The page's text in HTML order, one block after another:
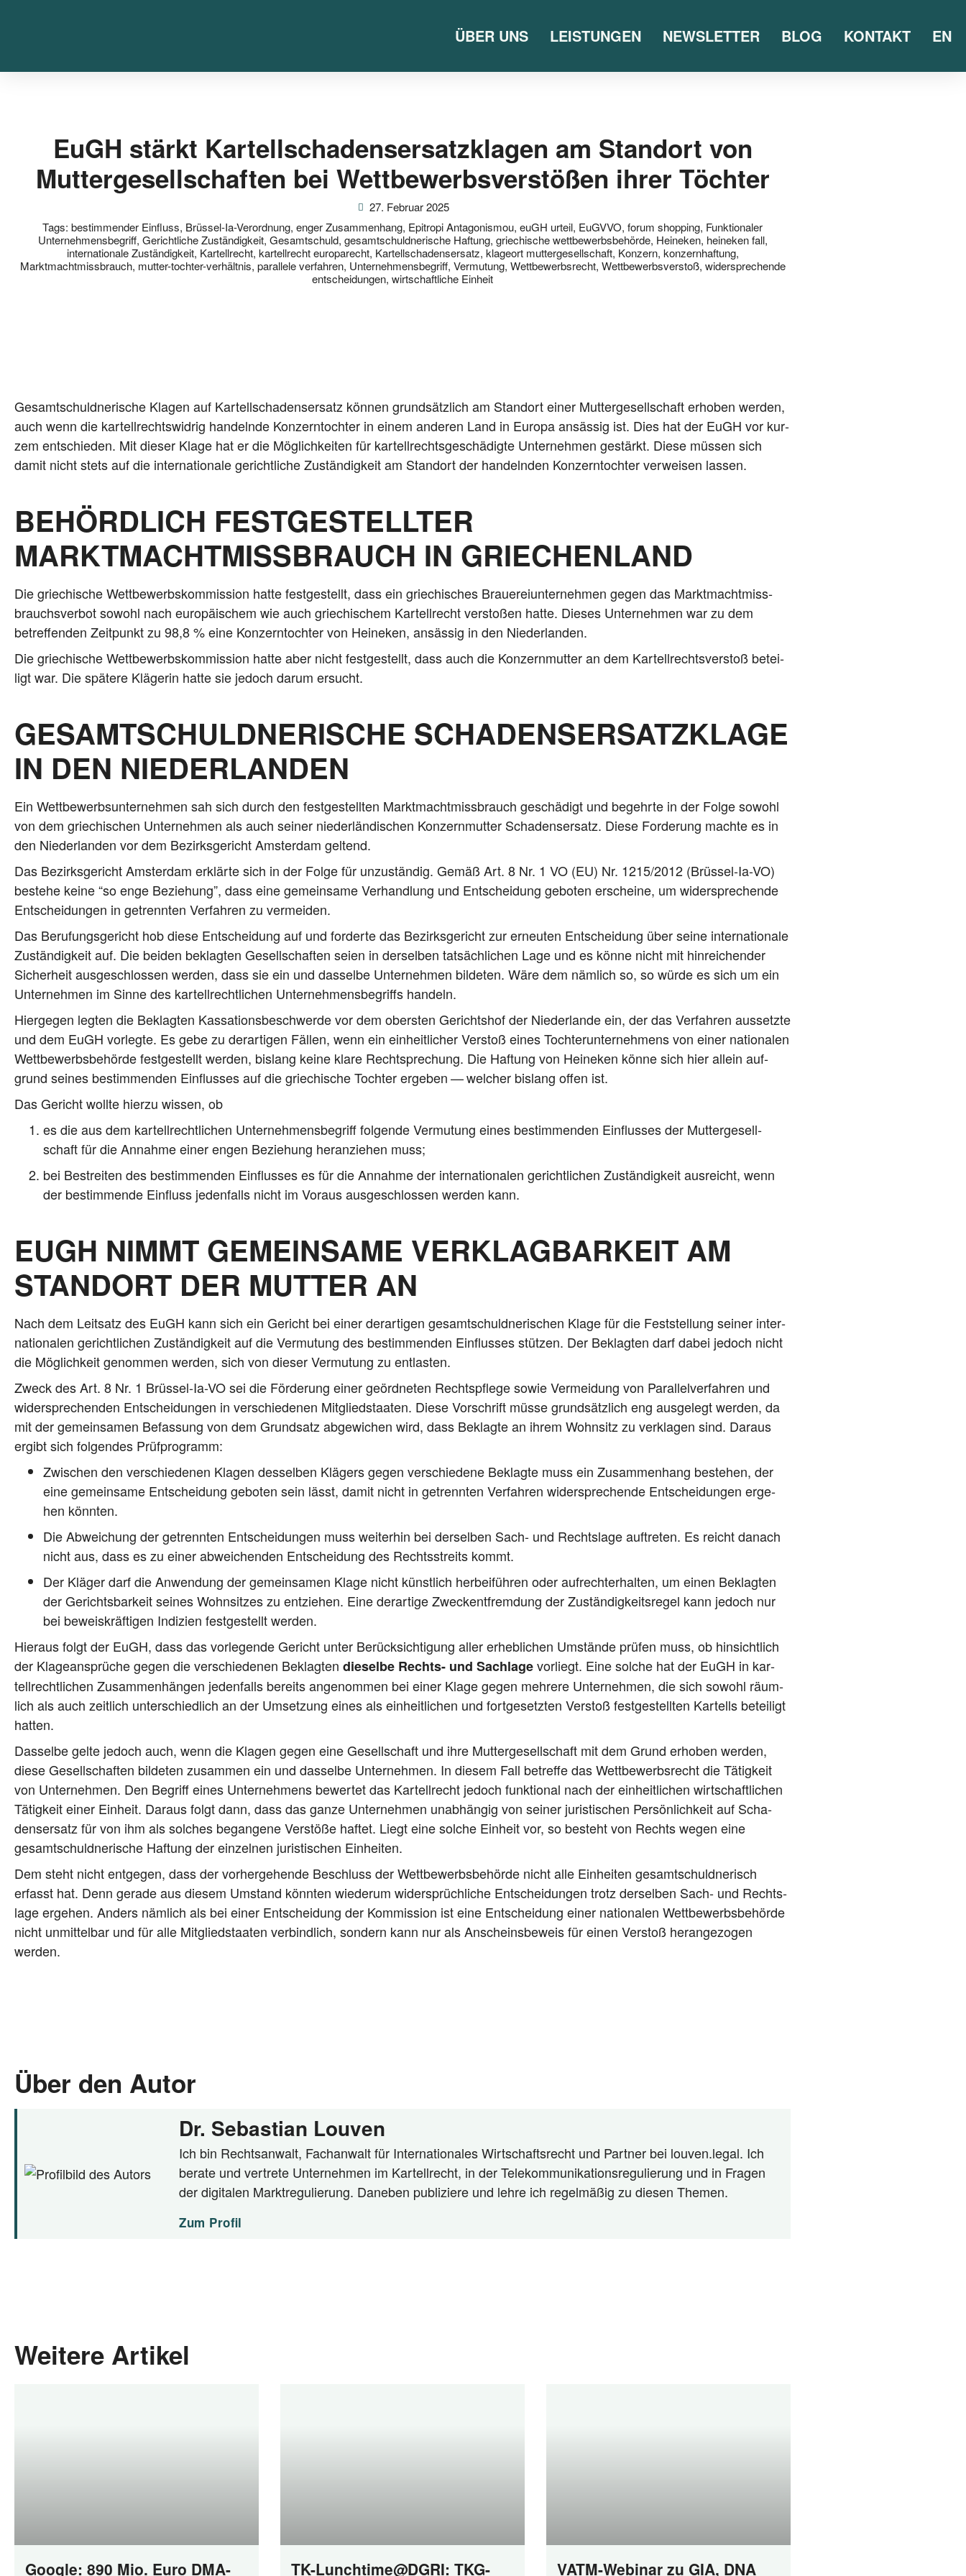
ÜBER UNS LEISTUNGEN NEWSLETTER BLOG KONTAKT EN
EuGH stärkt Kartellschadensersatzklagen am Standort von
Muttergesellschaften bei Wettbewerbsverstößen ihrer Töchter
27. Februar 2025
Tags: bestimmender Einfluss, Brüssel-Ia-Verordnung, enger Zusammenhang, Epitropi Antagonismou, euGH urteil, EuGVVO, forum shopping, Funktionaler
Unternehmensbegriff, Gerichtliche Zuständigkeit, Gesamtschuld, gesamtschuldnerische Haftung, griechische wettbewerbsbehörde, Heineken, heineken fall,
internationale Zuständigkeit, Kartellrecht, kartellrecht europarecht, Kartellschadensersatz, klageort muttergesellschaft, Konzern, konzernhaftung,
Marktmachtmissbrauch, mutter-tochter-verhältnis, parallele verfahren, Unternehmensbegriff, Vermutung, Wettbewerbsrecht, Wettbewerbsverstoß, widersprechende
entscheidungen, wirtschaftliche Einheit
Gesamt­schuld­ne­ri­sche Kla­gen auf Kar­tell­scha­dens­er­satz kön­nen grund­sätz­lich am Stand­ort einer Mut­ter­ge­sell­schaft erho­ben wer­den,
auch wenn die kar­tell­rechts­wid­rig han­deln­de Kon­zern­toch­ter in einem ande­ren Land in Euro­pa ansäs­sig ist. Dies hat der EuGH vor kur­
zem ent­schie­den. Mit die­ser Kla­ge hat er die Mög­lich­kei­ten für kar­tell­rechts­ge­schä­dig­te Unter­neh­men gestärkt. Die­se müs­sen sich
damit nicht stets auf die inter­na­tio­na­le gericht­li­che Zustän­dig­keit am Stand­ort der han­deln­den Kon­zern­toch­ter ver­wei­sen lassen.
BEHÖRDLICH FESTGESTELLTER
MARKTMACHTMISSBRAUCH IN GRIECHENLAND
Die grie­chi­sche Wett­be­werbs­kom­mis­si­on hat­te fest­ge­stellt, dass ein grie­chi­sches Braue­rei­un­ter­neh­men gegen das Markt­macht­miss­
brauchs­ver­bot sowohl nach euro­päi­schem wie auch grie­chi­schem Kar­tell­recht ver­sto­ßen hat­te. Die­ses Unter­neh­men war zu dem
betref­fen­den Zeit­punkt zu 98,8 % eine Kon­zern­toch­ter von Hei­ne­ken, ansäs­sig in den Niederlanden.
Die grie­chi­sche Wett­be­werbs­kom­mis­si­on hat­te aber nicht fest­ge­stellt, dass auch die Kon­zern­mut­ter an dem Kar­tell­rechts­ver­stoß betei­
ligt war. Die spä­te­re Klä­ge­rin hat­te sie jedoch dar­um ersucht.
GESAMTSCHULDNERISCHE SCHADENSERSATZKLAGE
IN DEN NIEDERLANDEN
Ein Wett­be­werbs­un­ter­neh­men sah sich durch den fest­ge­stell­ten Markt­macht­miss­brauch geschä­digt und begehr­te in der Fol­ge sowohl
von dem grie­chi­schen Unter­neh­men als auch sei­ner nie­der­län­di­schen Kon­zern­mut­ter Scha­dens­er­satz. Die­se For­de­rung mach­te es in
den Nie­der­lan­den vor dem Bezirks­ge­richt Ams­ter­dam geltend.
Das Bezirks­ge­richt Ams­ter­dam erklär­te sich in der Fol­ge für unzu­stän­dig. Gemäß Art. 8 Nr. 1 VO (EU) Nr. 1215/2012 (Brüs­sel-Ia-VO)
bestehe kei­ne “so enge Bezie­hung”, dass eine gemein­sa­me Ver­hand­lung und Ent­schei­dung gebo­ten erschei­ne, um wider­spre­chen­de
Ent­schei­dun­gen in getrenn­ten Ver­fah­ren zu vermeiden.
Das Beru­fungs­ge­richt hob die­se Ent­schei­dung auf und for­der­te das Bezirks­ge­richt zur erneu­ten Ent­schei­dung über sei­ne inter­na­tio­na­le
Zustän­dig­keit auf. Die bei­den beklag­ten Gesell­schaf­ten sei­en in der­sel­ben tat­säch­li­chen Lage und es kön­ne nicht mit hin­rei­chen­der
Sicher­heit aus­ge­schlos­sen wer­den, dass sie ein und das­sel­be Unter­neh­men bil­de­ten. Wäre dem näm­lich so, so wür­de es sich um ein
Unter­neh­men im Sin­ne des kar­tell­recht­li­chen Unter­neh­mens­be­griffs handeln.
Hier­ge­gen leg­ten die Beklag­ten Kas­sa­ti­ons­be­schwer­de vor dem obers­ten Gerichts­hof der Nie­der­lan­de ein, der das Ver­fah­ren aus­setz­te
und dem EuGH vor­leg­te. Es gebe zu der­ar­ti­gen Fäl­len, wenn ein ein­heit­li­cher Ver­stoß eines Toch­ter­un­ter­neh­mens von einer natio­na­len
Wett­be­werbs­be­hör­de fest­ge­stellt wer­den, bis­lang kei­ne kla­re Recht­spre­chung. Die Haf­tung von Hei­ne­ken kön­ne sich hier allein auf­
grund sei­nes bestim­men­den Ein­flus­ses auf die grie­chi­sche Toch­ter erge­ben — wel­cher bis­lang offen ist.
Das Gericht woll­te hier­zu wis­sen, ob
es die aus dem kar­tell­recht­li­chen Unter­neh­mens­be­griff fol­gen­de Ver­mu­tung eines bestim­men­den Ein­flus­ses der Mut­ter­ge­sell­
schaft für die Annah­me einer engen Bezie­hung her­an­zie­hen muss;
bei Bestrei­ten des bestim­men­den Ein­flus­ses es für die Annah­me der inter­na­tio­na­len gericht­li­chen Zustän­dig­keit aus­reicht, wenn
der bestim­men­de Ein­fluss jeden­falls nicht im Vor­aus aus­ge­schlos­sen wer­den kann.
EUGH NIMMT GEMEINSAME VERKLAGBARKEIT AM
STANDORT DER MUTTER AN
Nach dem Leit­satz des EuGH kann sich ein Gericht bei einer der­ar­ti­gen gesamt­schuld­ne­ri­schen Kla­ge für die Fest­stel­lung sei­ner inter­
na­tio­na­len gericht­li­chen Zustän­dig­keit auf die Ver­mu­tung des bestim­men­den Ein­flus­ses stüt­zen. Der Beklag­ten darf dabei jedoch nicht
die Mög­lich­keit genom­men wer­den, sich von die­ser Ver­mu­tung zu entlasten.
Zweck des Art. 8 Nr. 1 Brüs­sel-Ia-VO sei die För­de­rung einer geörd­ne­ten Rechts­pfle­ge sowie Ver­mei­dung von Par­al­lel­ver­fah­ren und
wider­spre­chen­den Ent­schei­dun­gen in ver­schie­de­nen Mit­glied­staa­ten. Die­se Vor­schrift müs­se grund­sätz­lich eng aus­ge­legt wer­den, da
mit der gemein­sa­men Befas­sung von dem Grund­satz abge­wi­chen wird, dass Beklag­te an ihrem Wohn­sitz zu ver­kla­gen sind. Dar­aus
ergibt sich fol­gen­des Prüfprogramm:
Zwi­schen den ver­schie­de­nen Kla­gen des­sel­ben Klä­gers gegen ver­schie­de­ne Beklag­te muss ein Zusam­men­hang bestehen, der
eine gemein­sa­me Ent­schei­dung gebo­ten sein lässt, damit nicht in getrenn­ten Ver­fah­ren wider­spre­chen­de Ent­schei­dun­gen erge­
hen könnten.
Die Abwei­chung der getrenn­ten Ent­schei­dun­gen muss wei­ter­hin bei der­sel­ben Sach- und Rechts­la­ge auf­tre­ten. Es reicht danach
nicht aus, dass es zu einer abwei­chen­den Ent­schei­dung des Rechts­streits kommt.
Der Klä­ger darf die Anwen­dung der gemein­sa­men Kla­ge nicht künst­lich her­bei­füh­ren oder auf­recht­erhal­ten, um einen Beklag­ten
der Gerichts­bar­keit sei­nes Wohn­sit­zes zu ent­zie­hen. Eine der­ar­ti­ge Zweck­ent­frem­dung der Zustän­dig­keits­re­gel kann jedoch nur
bei beweis­kräf­ti­gen Indi­zi­en fest­ge­stellt werden.
Hier­aus folgt der EuGH, dass das vor­le­gen­de Gericht unter Berück­sich­ti­gung aller erheb­li­chen Umstän­de prü­fen muss, ob hin­sicht­lich
der Kla­ge­an­sprü­che gegen die ver­schie­de­nen Beklag­ten die­sel­be Rechts- und Sach­la­gevor­liegt. Eine sol­che hat der EuGH in kar­
tell­recht­li­chen Zusam­men­hän­gen jeden­falls bereits ange­nom­men bei einer Kla­ge gegen meh­re­re Unter­neh­men, die sich sowohl räum­
lich als auch zeit­lich unter­schied­lich an der Umset­zung eines als ein­heit­li­chen und fort­ge­setz­ten Ver­stoß fest­ge­stell­ten Kar­tells betei­ligt
hatten.
Das­sel­be gel­te jedoch auch, wenn die Kla­gen gegen eine Gesell­schaft und ihre Mut­ter­ge­sell­schaft mit dem Grund erho­ben wer­den,
die­se Gesell­schaf­ten bil­de­ten zusam­men ein und das­sel­be Unter­neh­men. In die­sem Fall betref­fe das Wett­be­werbs­recht die Tätig­keit
von Unter­neh­men. Den Begriff eines Unter­neh­mens bewer­tet das Kar­tell­recht jedoch funk­tio­nal nach der ein­heit­li­chen wirt­schaft­li­chen
Tätig­keit einer Ein­heit. Dar­aus folgt dann, dass das gan­ze Unter­neh­men unab­hän­gig von sei­ner juris­ti­schen Per­sön­lich­keit auf Scha­
dens­er­satz für von ihm als sol­ches began­ge­ne Ver­stö­ße haf­tet. Liegt eine sol­che Ein­heit vor, so besteht von Rechts wegen eine
gesamt­schuld­ne­ri­sche Haf­tung der ein­zel­nen juris­ti­schen Einheiten.
Dem steht nicht ent­ge­gen, dass der vor­her­ge­hen­de Beschluss der Wett­be­werbs­be­hör­de nicht alle Ein­hei­ten gesamt­schuld­ne­risch
erfasst hat. Denn gera­de aus die­sem Umstand könn­ten wie­der­um wider­sprüch­li­che Ent­schei­dun­gen trotz der­sel­ben Sach- und Rechts­
la­ge erge­hen. Anders näm­lich als bei einer Ent­schei­dung der Kom­mis­si­on ist eine Ent­schei­dung einer natio­na­len Wett­be­werbs­be­hör­de
nicht unmit­tel­bar und für alle Mit­glied­staa­ten ver­bind­lich, son­dern kann nur als Anscheins­be­weis für einen Ver­stoß her­an­ge­zo­gen
werden.
Über den Autor
Dr. Sebastian Louven
Ich bin Rechtsanwalt, Fachanwalt für Internationales Wirtschaftsrecht und Partner bei louven.legal. Ich
berate und vertrete Unternehmen im Kartellrecht, in der Telekommunikationsregulierung und in Fragen
der digitalen Marktregulierung. Daneben publiziere und lehre ich regelmäßig zu diesen Themen.
Zum Profil
Weitere Artikel
Google: 890 Mio. Euro DMA- TK-Lunchtime@DGRI: TKG- VATM-Webinar zu GIA, DNA